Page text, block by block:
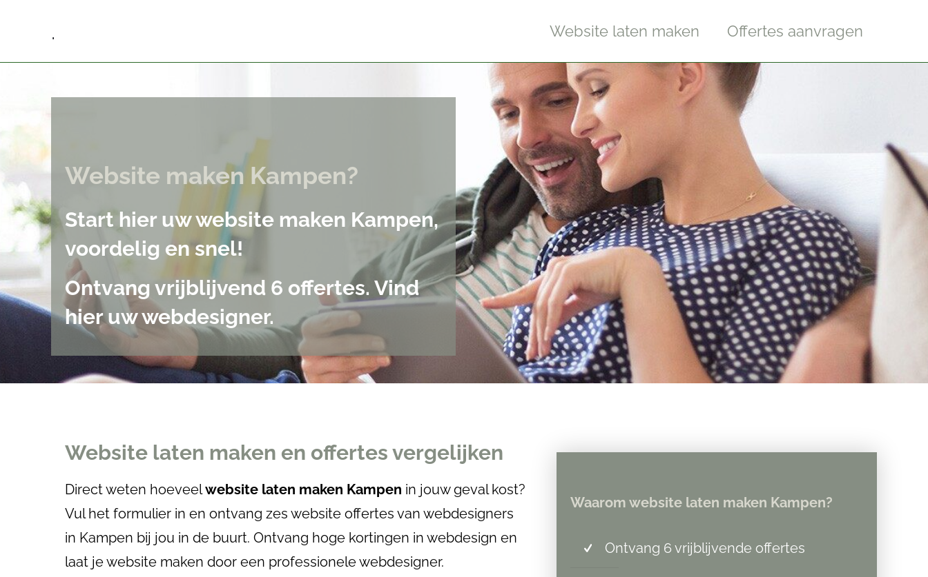
. Website laten maken Offertes aanvragen
Website maken Kampen?
Start hier uw website maken Kampen,
voordelig en snel!
Ontvang vrijblijvend 6 offertes. Vind
hier uw webdesigner.
Website laten maken en offertes vergelijken
Direct weten hoeveelwebsite laten maken Kampen in jouw geval kost?
Vul het formulier in en ontvang zes website offertes van webdesigners
in Kampen bij jou in de buurt. Ontvang hoge kortingen in webdesign en
laat je website maken door een professionele webdesigner.
Waarom website laten maken Kampen?
Ontvang 6 vrijblijvende offertes